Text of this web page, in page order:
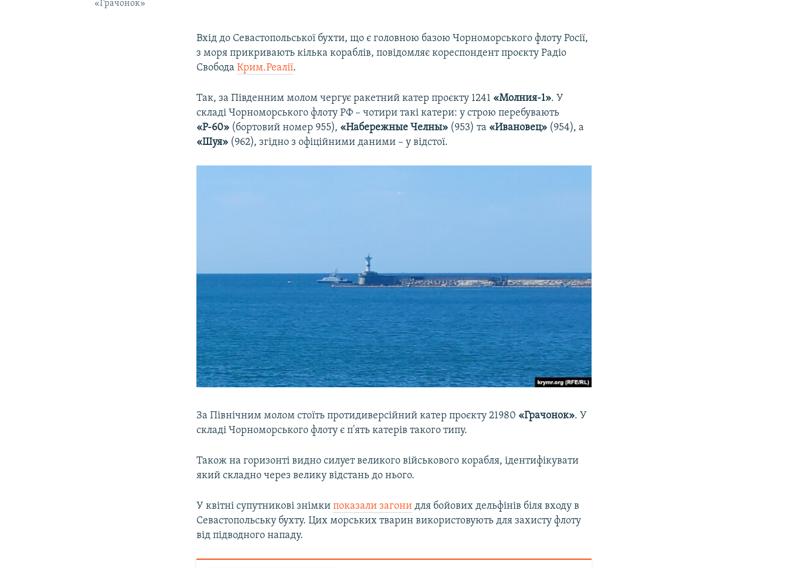
«Грачонок»
Вхід до Севастопольської бухти, що є головною базою Чорноморського флоту Росії,
з моря прикривають кілька кораблів, повідомляє кореспондент проєкту Радіо
СвободаКрим.Реалії.
Так, за Південним молом чергує ракетний катер проєкту 1241 «Молния-1». У
складі Чорноморського флоту РФ – чотири такі катери: у строю перебувають
«Р-60» (бортовий номер 955), «Набережные Челны» (953) та «Ивановец» (954), а
«Шуя» (962), згідно з офіційними даними – у відстої.
За Північним молом стоїть протидиверсійний катер проєкту 21980 «Грачонок». У
складі Чорноморського флоту є п'ять катерів такого типу.
Також на горизонті видно силует великого військового корабля, ідентифікувати
який складно через велику відстань до нього.
У квітні супутникові знімкипоказали загони для бойових дельфінів біля входу в
Севастопольську бухту. Цих морських тварин використовують для захисту флоту
від підводного нападу.